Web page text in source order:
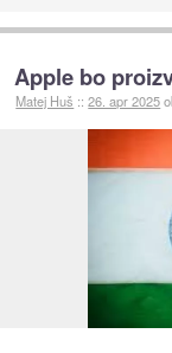
Apple bo
Matej Huš ::26. apr 2025